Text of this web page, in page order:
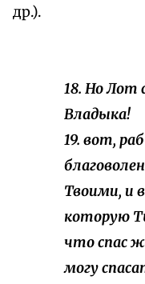
др.).
18. Но Лот
Владыка!
19. вот,
Твоими, и
которую
что спас
могу